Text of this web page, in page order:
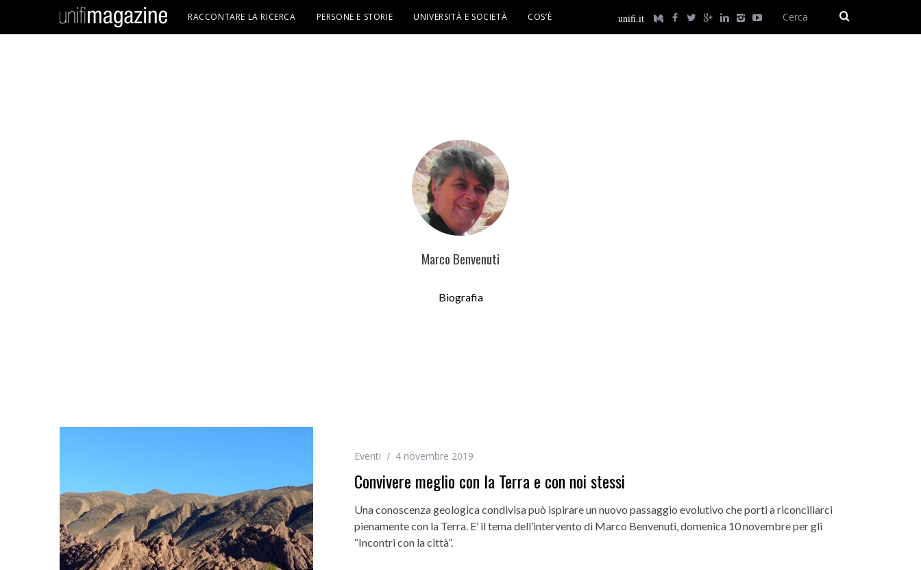
unifi.it
RACCONTARE LA RICERCA PERSONE E STORIE UNIVERSITÀ E SOCIETÀ COS’È
Marco Benvenuti
Biografia
Eventi 4 novembre 2019
Convivere meglio con la Terra e con noi stessi
Una conoscenza geologica condivisa può ispirare un nuovo passaggio evolutivo che porti a riconciliarci
pienamente con la Terra. E’ il tema dell’intervento di Marco Benvenuti, domenica 10 novembre per gli
“Incontri con la città”.